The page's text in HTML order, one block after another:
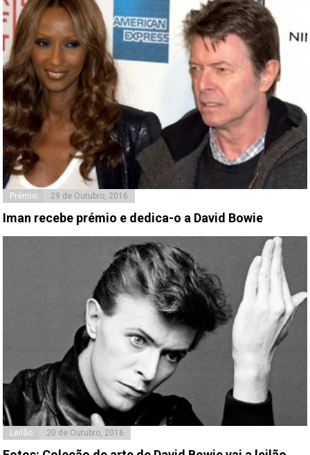
Prémio 29 de Outubro, 2016
Iman recebe prémio e dedica-o a David Bowie
Leilão 20 de Outubro, 2016